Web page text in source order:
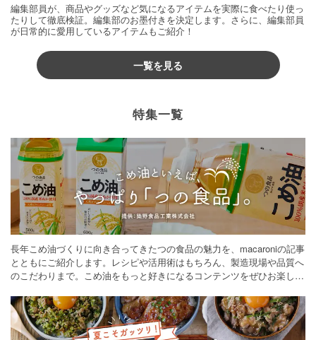
編集部員が、商品やグッズなど気になるアイテムを実際に食べたり使っ
たりして徹底検証。編集部のお墨付きを決定します。さらに、編集部員
が日常的に愛用しているアイテムもご紹介！
一覧を見る
特集一覧
長年こめ油づくりに向き合ってきたつの食品の魅力を、macaroniの記事
とともにご紹介します。レシピや活用術はもちろん、製造現場や品質へ
のこだわりまで。こめ油をもっと好きになるコンテンツをぜひお楽しみ